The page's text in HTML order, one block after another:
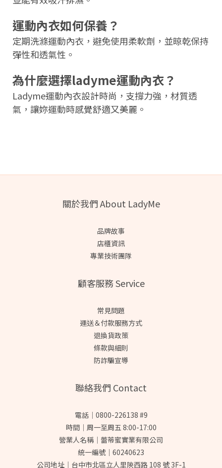
運動內衣如何保養？
定期洗滌運動內衣，避免使用柔軟劑，並晾乾保持
彈性和透氣性。
為什麼選擇ladyme運動內衣？
Ladyme運動內衣設計時尚，支撐力強，材質透
氣，讓妳運動時感覺舒適又美麗。
關於我們 About LadyMe
品牌故事
店櫃資訊
專業技術團隊
顧客服務 Service
常見問題
運送＆付款服務方式
退換貨政策
條款與細則
防詐騙宣導
聯絡我們 Contact
電話｜0800-226138 #9
時間｜周一至周五 8:00-17:00
營業人名稱｜蕾蒂蜜實業有限公司
統一編號｜60240623
公司地址｜台中市北區立人里陝西路 108 號 3F-1